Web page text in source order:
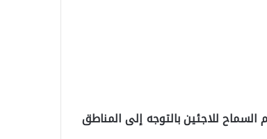
للاجئين بالتوجه إلى المناطق